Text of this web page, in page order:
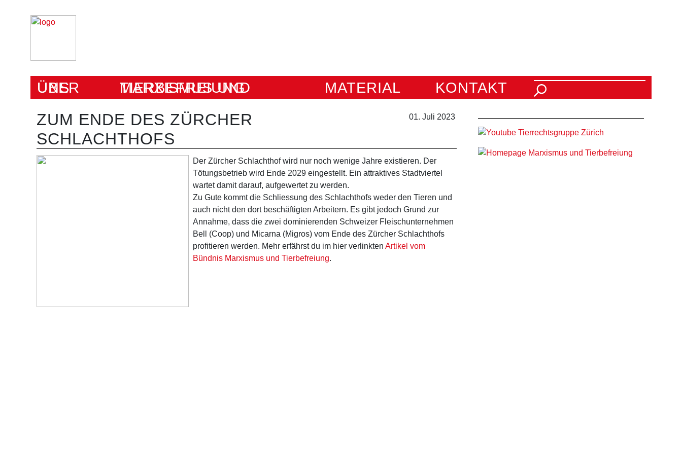
ÜBER UNS MARXISMUS UND TIERBEFREIUNG MATERIAL KONTAKT Suchen nach:
01. Juli 2023
ZUM ENDE DES ZÜRCHER
SCHLACHTHOFS
Der Zürcher Schlachthof wird nur noch wenige Jahre existieren. Der
Tötungsbetrieb wird Ende 2029 eingestellt. Ein attraktives Stadtviertel
wartet damit darauf, aufgewertet zu werden.
Zu Gute kommt die Schliessung des Schlachthofs weder den Tieren und
auch nicht den dort beschäftigten Arbeitern. Es gibt jedoch Grund zur
Annahme, dass die zwei dominierenden Schweizer Fleischunternehmen
Bell (Coop) und Micarna (Migros) vom Ende des Zürcher Schlachthofs
profitieren werden. Mehr erfährst du im hier verlinkten Artikel vom
Bündnis Marxismus und Tierbefreiung.